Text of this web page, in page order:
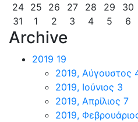
24
25 26 27 28 29
30
31
1 2 3 4 5 6
Archive
2019 19
2019, Αύγουστος
2019, Ιούνιος 3
2019, Απρίλιος 7
2019,